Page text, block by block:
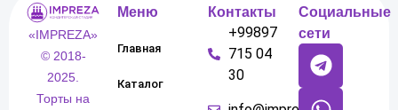
«IMPREZA»
© 2018-
2025.
Торты на
Меню
Главная
Каталог
Контакты
+99897
715 04
30
Социальные
сети